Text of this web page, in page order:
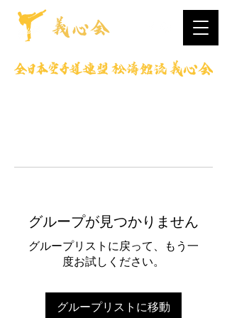
グループが見つかりません
グループリストに戻って、もう一
度お試しください。
グループリストに移動